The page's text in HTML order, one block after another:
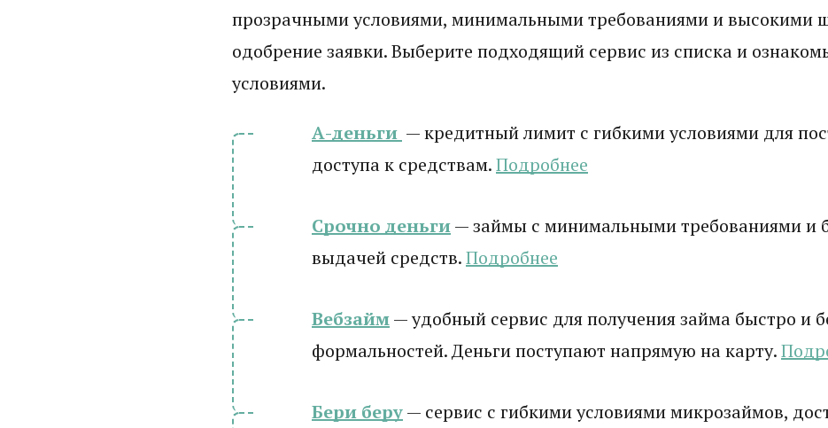
прозрачными условиями, минимальными требованиями и высокими
одобрение заявки. Выберите подходящий сервис из списка и
условиями.
А-деньги — кредитный лимит с гибкими условиями для
доступа к средствам.Подробнее
Срочно деньги— займы с минимальными требованиями и
выдачей средств.Подробнее
Вебзайм— удобный сервис для получения займа быстро и
формальностей. Деньги поступают напрямую на карту.
Бери беру— сервис с гибкими условиями микрозаймов,